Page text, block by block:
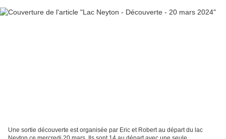
Une sortie découverte est organisée par Eric et Robert au départ du lac